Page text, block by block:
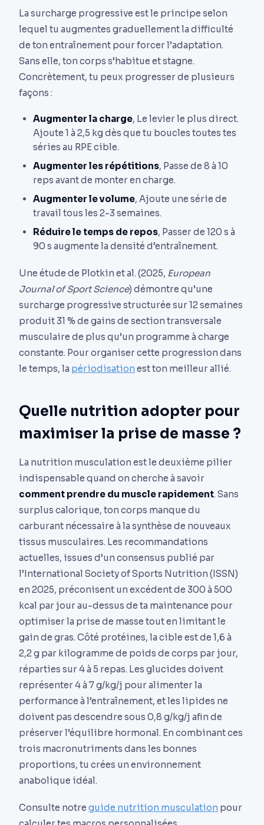
La surcharge progressive est le principe selon
lequel tu augmentes graduellement la difficulté
de ton entraînement pour forcer l’adaptation.
Sans elle, ton corps s’habitue et stagne.
Concrètement, tu peux progresser de plusieurs
façons :
Augmenter la charge, Le levier le plus direct.
Ajoute 1 à 2,5 kg dès que tu boucles toutes tes
séries au RPE cible.
Augmenter les répétitions, Passe de 8 à 10
reps avant de monter en charge.
Augmenter le volume, Ajoute une série de
travail tous les 2-3 semaines.
Réduire le temps de repos, Passer de 120 s à
90 s augmente la densité d’entraînement.
Une étude de Plotkin et al. (2025, European
Journal of Sport Science) démontre qu’une
surcharge progressive structurée sur 12 semaines
produit 31 % de gains de section transversale
musculaire de plus qu’un programme à charge
constante. Pour organiser cette progression dans
le temps, la périodisation est ton meilleur allié.
Quelle nutrition adopter pour
maximiser la prise de masse ?
La nutrition musculation est le deuxième pilier
indispensable quand on cherche à savoir
comment prendre du muscle rapidement. Sans
surplus calorique, ton corps manque du
carburant nécessaire à la synthèse de nouveaux
tissus musculaires. Les recommandations
actuelles, issues d’un consensus publié par
l’International Society of Sports Nutrition (ISSN)
en 2025, préconisent un excédent de 300 à 500
kcal par jour au-dessus de ta maintenance pour
optimiser la prise de masse tout en limitant le
gain de gras. Côté protéines, la cible est de 1,6 à
2,2 g par kilogramme de poids de corps par jour,
réparties sur 4 à 5 repas. Les glucides doivent
représenter 4 à 7 g/kg/j pour alimenter la
performance à l’entraînement, et les lipides ne
doivent pas descendre sous 0,8 g/kg/j afin de
préserver l’équilibre hormonal. En combinant ces
trois macronutriments dans les bonnes
proportions, tu crées un environnement
anabolique idéal.
Consulte notre guide nutrition musculation pour